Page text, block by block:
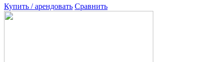
Купить / арендовать Сравнить